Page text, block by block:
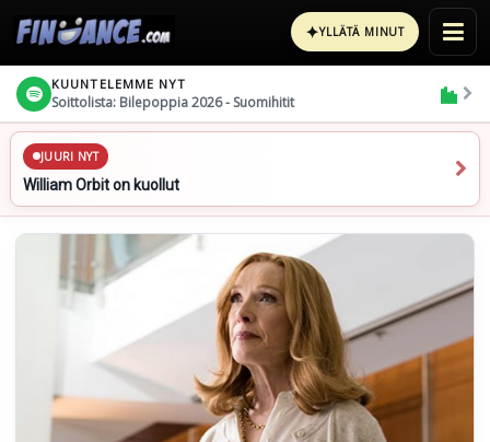
✦YLLÄTÄ MINUT
KUUNTELEMME NYT
Soittolista: Bilepoppia 2026 - Suomihitit
JUURI NYT
William Orbit on kuollut